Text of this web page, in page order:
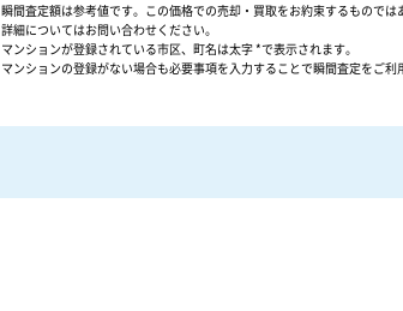
瞬間査定額は参考値です。この価格での売却・買取をお約束するものでは
詳細についてはお問い合わせください。
マンションが登録されている市区、町名は太字 *で表示されます。
マンションの登録がない場合も必要事項を入力することで瞬間査定をご利